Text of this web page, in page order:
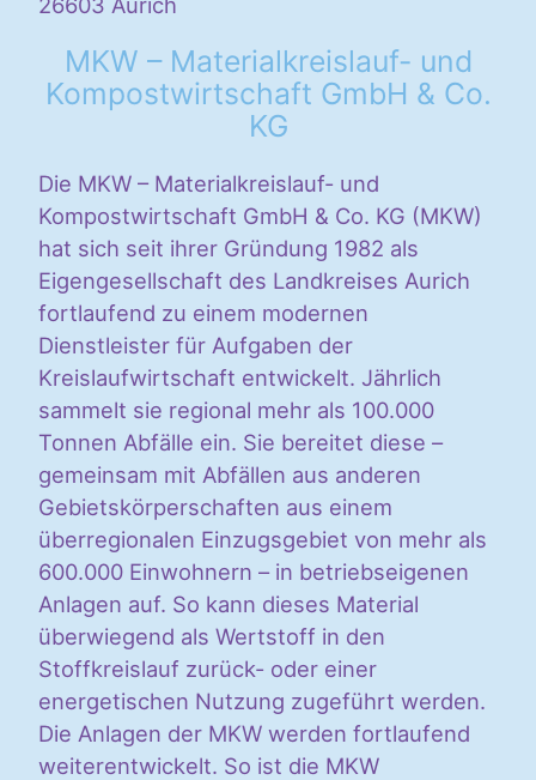
MKW – Materialkreislauf- und
Kompostwirtschaft GmbH & Co.
KG
Die MKW – Materialkreislauf- und
Kompostwirtschaft GmbH & Co. KG (MKW)
hat sich seit ihrer Gründung 1982 als
Eigengesellschaft des Landkreises Aurich
fortlaufend zu einem modernen
Dienstleister für Aufgaben der
Kreislaufwirtschaft entwickelt. Jährlich
sammelt sie regional mehr als 100.000
Tonnen Abfälle ein. Sie bereitet diese –
gemeinsam mit Abfällen aus anderen
Gebietskörperschaften aus einem
überregionalen Einzugsgebiet von mehr als
600.000 Einwohnern – in betriebseigenen
Anlagen auf. So kann dieses Material
überwiegend als Wertstoff in den
Stoffkreislauf zurück- oder einer
energetischen Nutzung zugeführt werden.
Die Anlagen der MKW werden fortlaufend
weiterentwickelt. So ist die MKW